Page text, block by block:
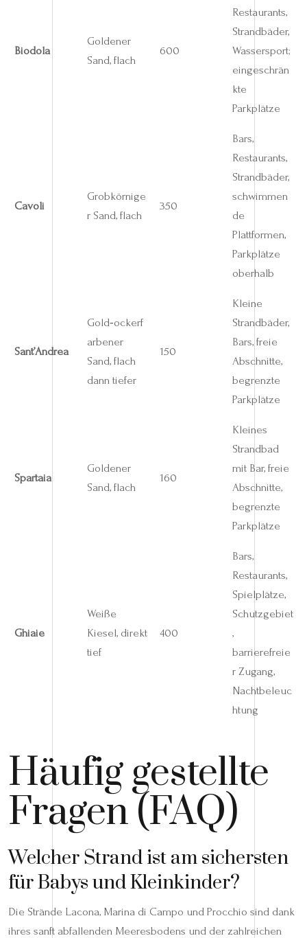
Biodola
Goldener
Sand, flach
600
Restaurants,
Strandbäder,
Wassersport;
eingeschrän
kte
Parkplätze
Cavoli
Grobkörnige
r Sand, flach
350
Bars,
Restaurants,
Strandbäder,
schwimmen
de
Plattformen,
Parkplätze
oberhalb
Sant’Andrea
Gold‑ockerf
arbener
Sand, flach
dann tiefer
150
Kleine
Strandbäder,
Bars, freie
Abschnitte,
begrenzte
Parkplätze
Spartaia
Goldener
Sand, flach
160
Kleines
Strandbad
mit Bar, freie
Abschnitte,
begrenzte
Parkplätze
Ghiaie
Weiße
Kiesel, direkt
tief
400
Bars,
Restaurants,
Spielplätze,
Schutzgebiet
,
barrierefreie
r Zugang,
Nachtbeleuc
htung
Häufig gestellte
Fragen (FAQ)
Welcher Strand ist am sichersten
für Babys und Kleinkinder?
Die Strände Lacona, Marina di Campo und Procchio sind dank
ihres sanft abfallenden Meeresbodens und der zahlreichen